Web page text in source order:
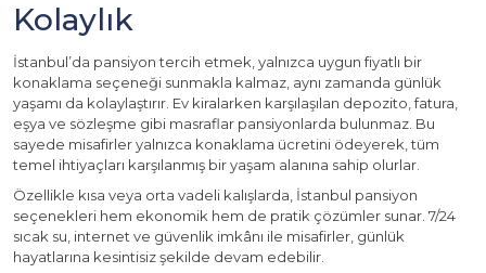
Kolaylık
İstanbul’da pansiyon tercih etmek, yalnızca uygun fiyatlı bir
konaklama seçeneği sunmakla kalmaz, aynı zamanda günlük
yaşamı da kolaylaştırır. Ev kiralarken karşılaşılan depozito, fatura,
eşya ve sözleşme gibi masraflar pansiyonlarda bulunmaz. Bu
sayede misafirler yalnızca konaklama ücretini ödeyerek, tüm
temel ihtiyaçları karşılanmış bir yaşam alanına sahip olurlar.
Özellikle kısa veya orta vadeli kalışlarda, İstanbul pansiyon
seçenekleri hem ekonomik hem de pratik çözümler sunar. 7/24
sıcak su, internet ve güvenlik imkânı ile misafirler, günlük
hayatlarına kesintisiz şekilde devam edebilir.